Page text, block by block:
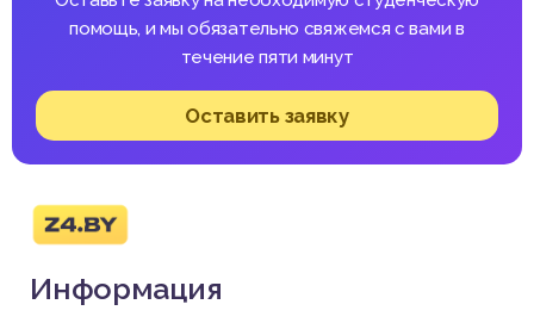
помощь, и мы обязательно свяжемся с вами в
течение пяти минут
Оставить заявку
Информация